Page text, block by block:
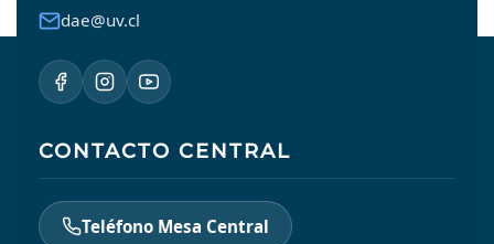
dae@uv.cl
CONTACTO CENTRAL
Teléfono Mesa Central